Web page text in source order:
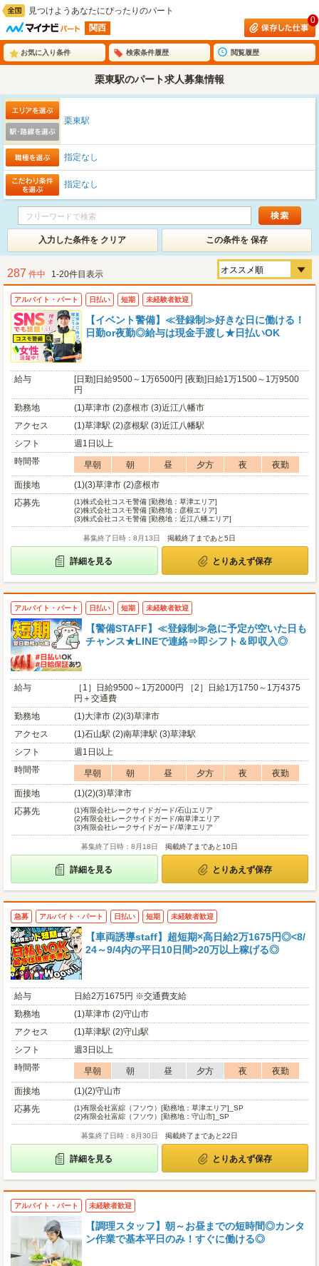
見つけようあなたにぴったりのパート
関西
0
お気に入り条件 検索条件履歴 閲覧履歴
栗東駅のパート求人募集情報
栗東駅
指定なし
指定なし
入力した条件を クリア この条件を 保存
287 件中 1-20件目表示
アルバイト・パート 日払い 短期 未経験者歓迎
【イベント警備】≪登録制≫好きな日に働ける！
日勤or夜勤◎給与は現金手渡し★日払いOK
給与
[日勤]日給9500～1万6500円 [夜勤]日給1万1500～1万9500
円
勤務地
(1)草津市 (2)彦根市 (3)近江八幡市
アクセス
(1)草津駅 (2)彦根駅 (3)近江八幡駅
シフト
週1日以上
時間帯
早朝 朝 昼 夕方 夜
夜勤
面接地
(1)(3)草津市 (2)彦根市
応募先
(1)株式会社コスモ警備 [勤務地：草津エリア]
(2)株式会社コスモ警備 [勤務地：彦根エリア]
(3)株式会社コスモ警備 [勤務地：近江八幡エリア]
募集終了日時：8月13日 掲載終了まであと5日
詳細を見る とりあえず保存
アルバイト・パート 日払い 短期 未経験者歓迎
【警備STAFF】≪登録制≫急に予定が空いた日も
チャンス★LINEで連絡⇒即シフト＆即収入◎
給与
［1］日給9500～1万2000円 ［2］日給1万1750～1万4375
円＋交通費
勤務地
(1)大津市 (2)(3)草津市
アクセス
(1)石山駅 (2)南草津駅 (3)草津駅
シフト
週1日以上
時間帯
早朝 朝 昼 夕方 夜
夜勤
面接地
(1)(2)(3)草津市
応募先
(1)有限会社レークサイドガード/石山エリア
(2)有限会社レークサイドガード/南草津エリア
(3)有限会社レークサイドガード/草津エリア
募集終了日時：8月18日 掲載終了まであと10日
詳細を見る とりあえず保存
急募 アルバイト・パート 日払い 短期 未経験者歓迎
【車両誘導staff】超短期×高日給2万1675円◎<8/
24～9/4内の平日10日間>20万以上稼げる◎
給与
日給2万1675円 ※交通費支給
勤務地
(1)草津市 (2)守山市
アクセス
(1)草津駅 (2)守山駅
シフト
週3日以上
時間帯
早朝 朝 昼 夕方 夜
夜勤
面接地
(1)(2)守山市
応募先
(1)有限会社富綜（フソウ）[勤務地：草津エリア]_SP
(2)有限会社富綜（フソウ）[勤務地：守山市]_SP
募集終了日時：8月30日 掲載終了まであと22日
詳細を見る とりあえず保存
アルバイト・パート 未経験者歓迎
【調理スタッフ】朝～お昼までの短時間◎カンタ
ン作業で基本平日のみ！すぐに働ける◎